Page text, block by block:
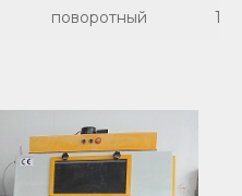
поворотный